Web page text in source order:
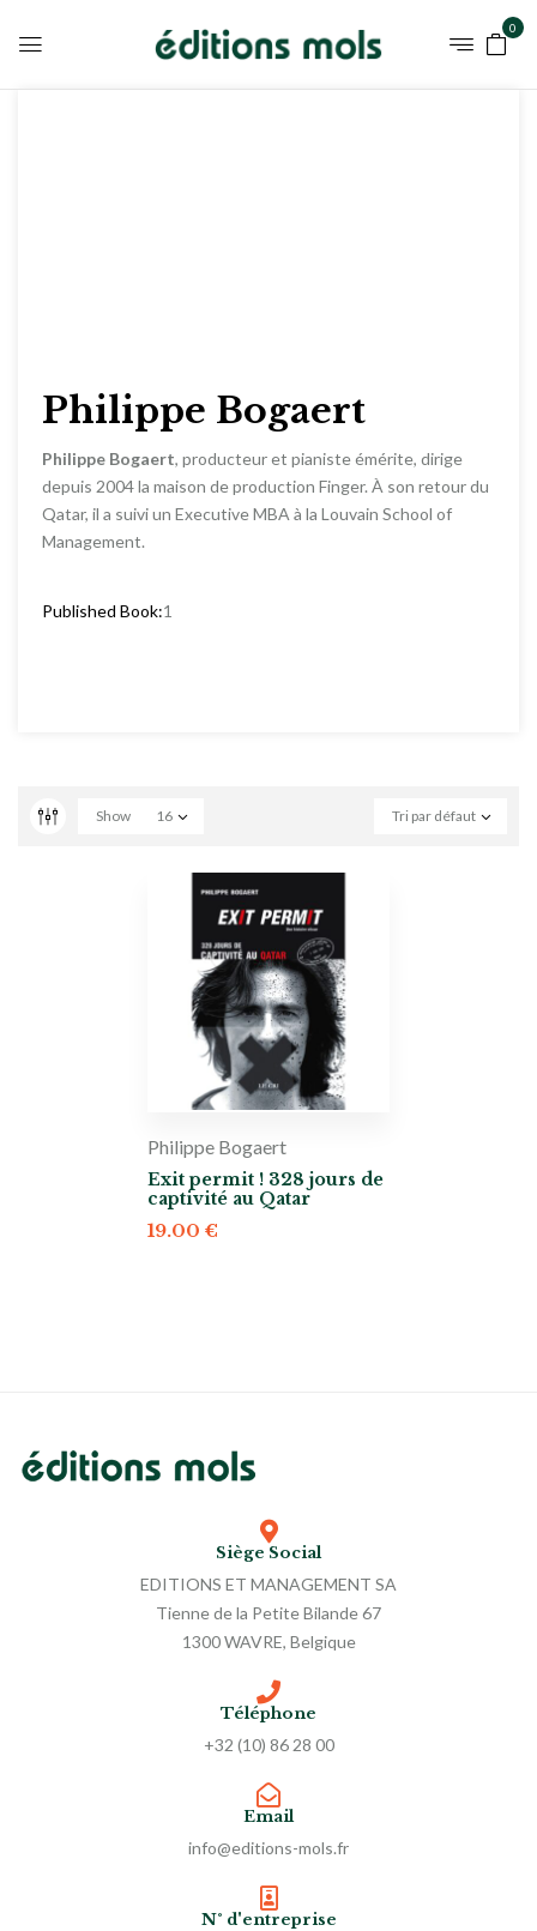
0
Philippe Bogaert
Philippe Bogaert, producteur et pianiste émérite, dirige
depuis 2004 la maison de production Finger. À son retour du
Qatar, il a suivi un Executive MBA à la Louvain School of
Management.
Published Book:1
Tri par défaut
Show 16
Philippe Bogaert
Exit permit ! 328 jours de
captivité au Qatar
19.00€
Siège Social
EDITIONS ET MANAGEMENT SA
Tienne de la Petite Bilande 67
1300 WAVRE, Belgique
Téléphone
+32 (10) 86 28 00
Email
info@editions-mols.fr
N° d'entreprise